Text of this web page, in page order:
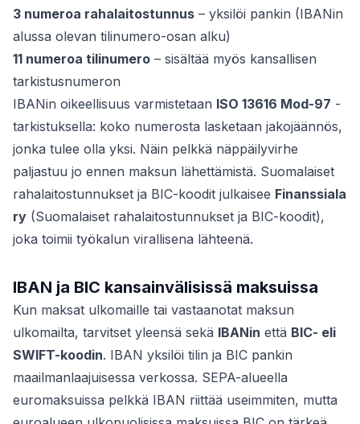
3 numeroa rahalaitostunnus – yksilöi pankin (IBANin
alussa olevan tilinumero-osan alku)
11 numeroa tilinumero – sisältää myös kansallisen
tarkistusnumeron
IBANin oikeellisuus varmistetaan ISO 13616 Mod-97 -
tarkistuksella: koko numerosta lasketaan jakojäännös,
jonka tulee olla yksi. Näin pelkkä näppäilyvirhe
paljastuu jo ennen maksun lähettämistä. Suomalaiset
rahalaitostunnukset ja BIC-koodit julkaisee Finanssiala
ry (Suomalaiset rahalaitostunnukset ja BIC-koodit),
joka toimii työkalun virallisena lähteenä.
IBAN ja BIC kansainvälisissä maksuissa
Kun maksat ulkomaille tai vastaanotat maksun
ulkomailta, tarvitset yleensä sekä IBANin että BIC- eli
SWIFT-koodin. IBAN yksilöi tilin ja BIC pankin
maailmanlaajuisessa verkossa. SEPA-alueella
euromaksuissa pelkkä IBAN riittää useimmiten, mutta